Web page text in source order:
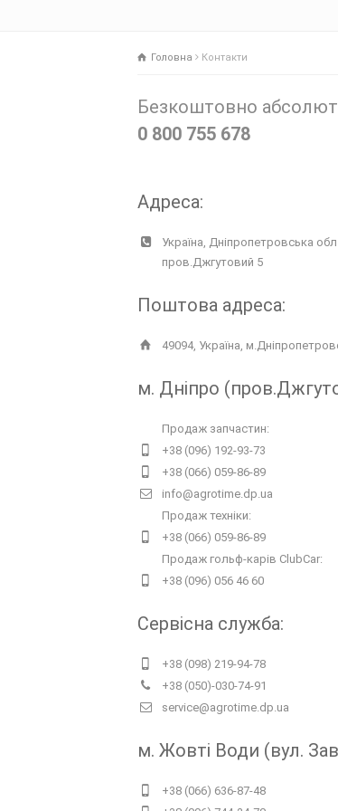
Головна Контакти
Безкоштовно
0 800 755 678
Адреса:
Україна, Дніпропетровська
пров.Джгутовий 5
Поштова адреса:
49094, Україна,
м. Дніпро
Продаж запчастин:
+38 (096) 192-93-73
+38 (066) 059-86-89
info@agrotime.dp.ua
Продаж техніки:
+38 (066) 059-86-89
Продаж гольф-карів ClubCar:
+38 (096) 056 46 60
Сервісна служба:
+38 (098) 219-94-78
+38 (050)-030-74-91
service@agrotime.dp.ua
м. Жовті Води (вул.
+38 (066) 636-87-48